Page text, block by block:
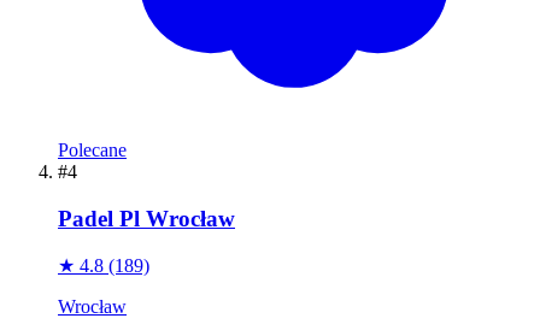
Polecane
#4
Padel Pl Wrocław
★ 4.8 (189)
Wrocław